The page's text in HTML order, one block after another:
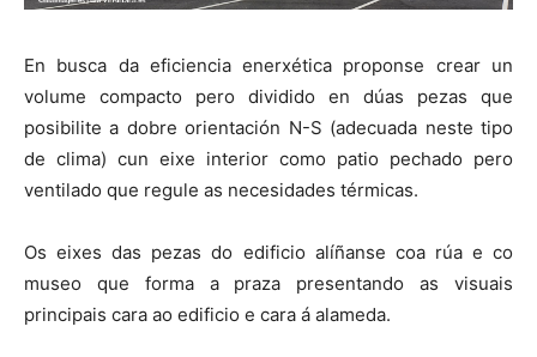
En busca da eficiencia enerxética proponse crear un
volume compacto pero dividido en dúas pezas que
posibilite a dobre orientación N-S (adecuada neste tipo
de clima) cun eixe interior como patio pechado pero
ventilado que regule as necesidades térmicas.
Os eixes das pezas do edificio alíñanse coa rúa e co
museo que forma a praza presentando as visuais
principais cara ao edificio e cara á alameda.